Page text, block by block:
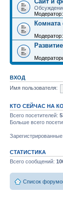
Модератор:
Комната
Модератор:
ВХОД
Имя пользователя:
КТО СЕЙЧАС НА
Всего посетителей:
Больше всего
СТАТИСТИКА
Всего сообщений:
Список